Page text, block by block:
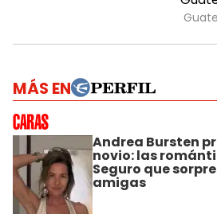
MÁS EN
Andrea Bursten
novio: las
Seguro que
amigas